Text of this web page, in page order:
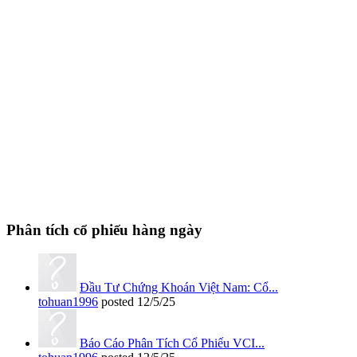
Phân tích cổ phiếu hàng ngày
Đầu Tư Chứng Khoán Việt Nam: Cổ...
tohuan1996 posted 12/5/25
Báo Cáo Phân Tích Cổ Phiếu VCI...